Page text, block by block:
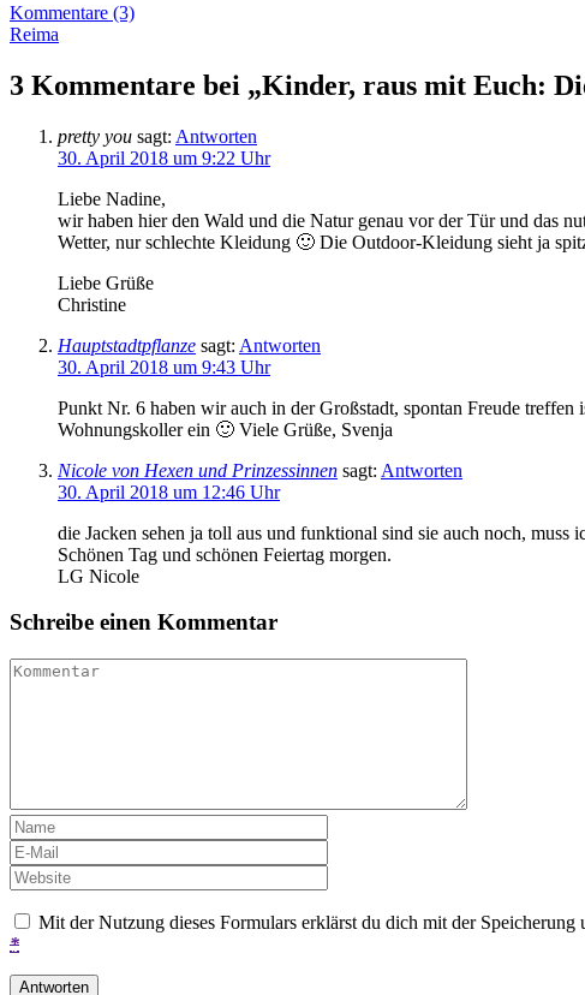
Kommentare (3)
Reima
3 Kommentare bei „Kinder, raus mit Euch:
pretty you sagt: Antworten
30. April 2018 um 9:22 Uhr
Liebe Nadine,
wir haben hier den Wald und die Natur genau vor der Tür und das
Wetter, nur schlechte Kleidung 🙂 Die Outdoor-Kleidung sieht ja
Liebe Grüße
Christine
Hauptstadtpflanze sagt: Antworten
30. April 2018 um 9:43 Uhr
Punkt Nr. 6 haben wir auch in der Großstadt, spontan Freude
Wohnungskoller ein 🙂 Viele Grüße, Svenja
Nicole von Hexen und Prinzessinnen sagt: Antworten
30. April 2018 um 12:46 Uhr
die Jacken sehen ja toll aus und funktional sind sie auch noch,
Schönen Tag und schönen Feiertag morgen.
LG Nicole
Schreibe einen Kommentar
Mit der Nutzung dieses Formulars erklärst du dich mit der
*